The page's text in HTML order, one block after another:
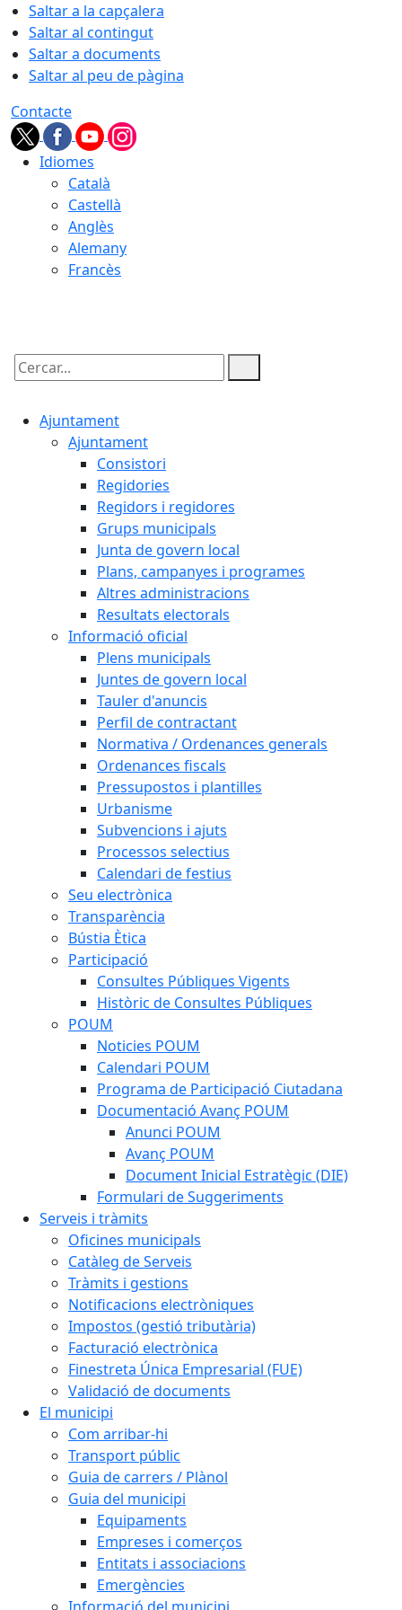
Saltar a la capçalera
Saltar al contingut
Saltar a documents
Saltar al peu de pàgina
Contacte
Idiomes
Català
Castellà
Anglès
Alemany
Francès
Cercar:
Ajuntament
Ajuntament
Consistori
Regidories
Regidors i regidores
Grups municipals
Junta de govern local
Plans, campanyes i programes
Altres administracions
Resultats electorals
Informació oficial
Plens municipals
Juntes de govern local
Tauler d'anuncis
Perfil de contractant
Normativa / Ordenances generals
Ordenances fiscals
Pressupostos i plantilles
Urbanisme
Subvencions i ajuts
Processos selectius
Calendari de festius
Seu electrònica
Transparència
Bústia Ètica
Participació
Consultes Públiques Vigents
Històric de Consultes Públiques
POUM
Noticies POUM
Calendari POUM
Programa de Participació Ciutadana
Documentació Avanç POUM
Anunci POUM
Avanç POUM
Document Inicial Estratègic (DIE)
Formulari de Suggeriments
Serveis i tràmits
Oficines municipals
Catàleg de Serveis
Tràmits i gestions
Notificacions electròniques
Impostos (gestió tributària)
Facturació electrònica
Finestreta Única Empresarial (FUE)
Validació de documents
El municipi
Com arribar-hi
Transport públic
Guia de carrers / Plànol
Guia del municipi
Equipaments
Empreses i comerços
Entitats i associacions
Emergències